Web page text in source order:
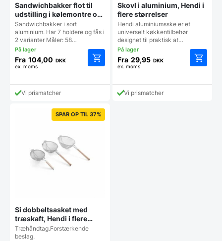
Sandwichbakker flot til
udstilling i kølemontre og
køledisk
Sandwichbakker i sort
aluminium. Har 7 holdere og fås i
2 varianter Måler: 58…
Fra 104,00 DKK
ex. moms
varianter.
Mulighederne
kan
Vi prismatcher
Skovl i aluminium, Hendi i
flere størrelser
Hendi aluminiumsske er et
universelt køkkentilbehør
designet til praktisk at…
Fra 29,95 DKK
ex. moms
Vi prismatcher
SPAR OP TIL 37%
Si dobbeltsasket med
træskaft, Hendi i flere
størrelser
Træhåndtag.Forstærkende
beslag.